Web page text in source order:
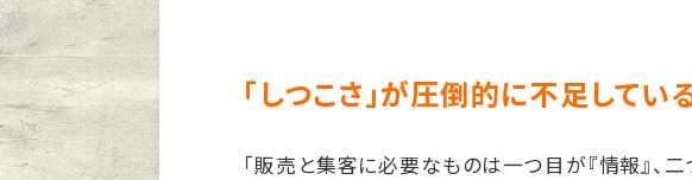
「しつこさ」が圧倒的に不足してい
「販売と集客に必要なものは一つ目が『情報』、二